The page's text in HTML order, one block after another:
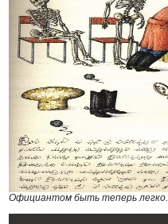
Официантом быть теперь легко.